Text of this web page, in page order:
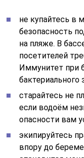
не купайтесь в
безопасность
на пляже. В
посетителей
Иммунитет при
бактериального
старайтесь не
если водоём
опасности вам
экипируйтесь
впору до